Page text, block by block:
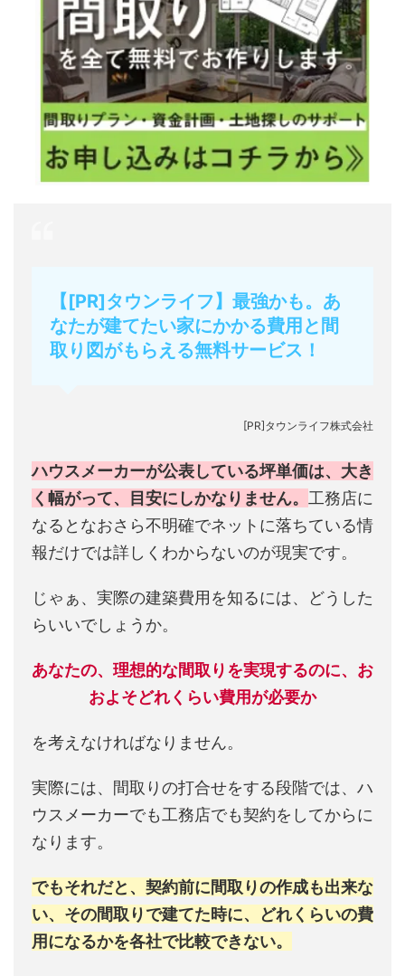
【[PR]タウンライフ】最強かも。あ
なたが建てたい家にかかる費用と間
取り図がもらえる無料サービス！
[PR]タウンライフ株式会社
ハウスメーカーが公表している坪単価は、大き
く幅がって、目安にしかなりません。 工務店に
なるとなおさら不明確でネットに落ちている情
報だけでは詳しくわからないのが現実です。
じゃぁ、実際の建築費用を知るには、どうした
らいいでしょうか。
あなたの、理想的な間取りを実現するのに、お
およそどれくらい費用が必要か
を考えなければなりません。
実際には、間取りの打合せをする段階では、ハ
ウスメーカーでも工務店でも契約をしてからに
なります。
でもそれだと、契約前に間取りの作成も出来な
い、その間取りで建てた時に、どれくらいの費
用になるかを各社で比較できない。